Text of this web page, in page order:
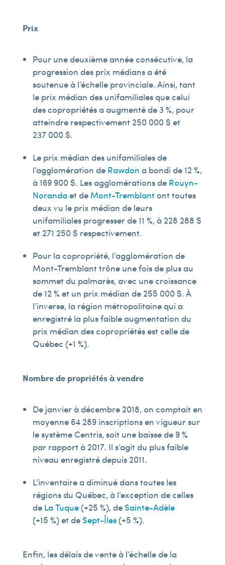
Prix
Pour une deuxième année consécutive, la
progression des prix médians a été
soutenue à l’échelle provinciale. Ainsi, tant
le prix médian des unifamiliales que celui
des copropriétés a augmenté de 3 %, pour
atteindre respectivement 250 000 $ et
237 000 $.
Le prix médian des unifamiliales de
l’agglomération de Rawdon a bondi de 12 %,
à 169 900 $. Les agglomérations de Rouyn-
Norandaet de Mont-Tremblantont toutes
deux vu le prix médian de leurs
unifamiliales progresser de 11 %, à 228 288 $
et 271 250 $ respectivement.
Pour la copropriété, l’agglomération de
Mont-Tremblant trône une fois de plus au
sommet du palmarès, avec une croissance
de 12 % et un prix médian de 255 000 $. À
l’inverse, la région métropolitaine qui a
enregistré la plus faible augmentation du
prix médian des copropriétés est celle de
Québec (+1 %).
Nombre de propriétés à vendre
De janvier à décembre 2018, on comptait en
moyenne 64 289 inscriptions en vigueur sur
le système Centris, soit une baisse de 9 %
par rapport à 2017. Il s’agit du plus faible
niveau enregistré depuis 2011.
L’inventaire a diminué dans toutes les
régions du Québec, à l’exception de celles
de La Tuque(+25 %), de Sainte-Adèle
(+15 %) et de Sept-Îles(+5 %).
Enfin, les délais de vente à l’échelle de la